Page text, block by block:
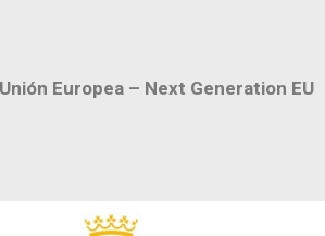
Europea – Next Generation EU